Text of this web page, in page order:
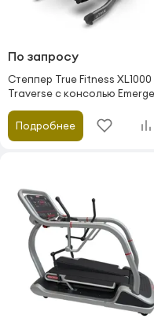
По запросу
Степпер True Fitness XL1000
Traverse c консолью Emerge
Подробнее